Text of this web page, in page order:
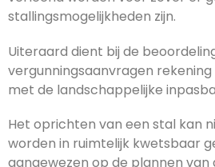
stallingsmogelijkheden zijn.
Uiteraard dient bij de
vergunningsaanvragen
met de landschappelijke
Het oprichten van een stal kan
worden in ruimtelijk kwetsbaar
aangewezen op de plannen